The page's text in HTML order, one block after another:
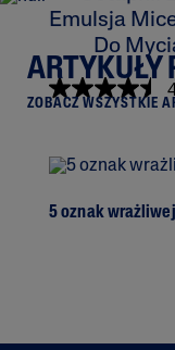
Emulsja
Do
ARTYKUŁY
ZOBACZ WSZYSTKIE
5 oznak